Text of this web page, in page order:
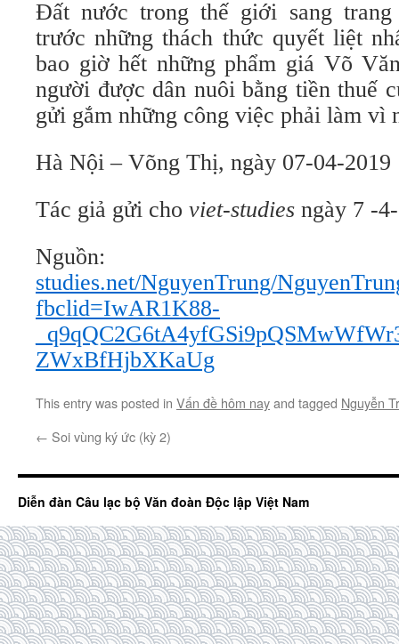
Đất nước trong thế giới sang trang
trước những thách thức quyết liệt
bao giờ hết những phẩm giá Võ
người được dân nuôi bằng tiền thuế
gửi gắm những công việc phải làm vì
Hà Nội – Võng Thị, ngày 07-04-2019
Tác giả gửi cho viet-studies ngày 7 -
studies.net/NguyenTrung/
fbclid=IwAR1K88-
ZWxBfHjbXKaUg
This entry was posted in Vấn đề hôm nayand tagged Nguyễn
← Soi vùng ký ức (kỳ 2)
Diễn đàn Câu lạc bộ Văn đoàn Độc lập Việt Nam